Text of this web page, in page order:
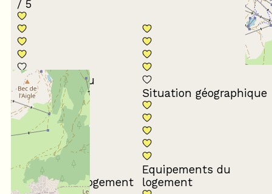
/ 5
Conformité du
descriptif
Situation géographique
Propreté du logement
Equipements du
logement